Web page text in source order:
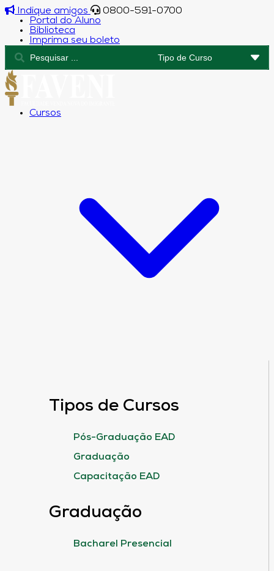
Indique amigos
0800-591-0700
Portal do Aluno
Biblioteca
Imprima seu boleto
Cursos
Tipos de Cursos
Pós-Graduação EAD
Graduação
Capacitação EAD
Graduação
Bacharel Presencial